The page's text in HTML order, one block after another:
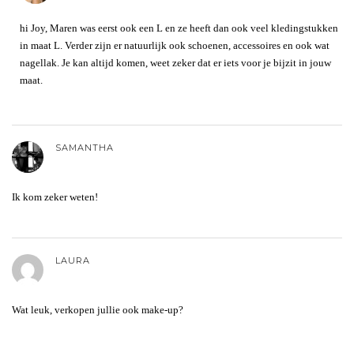
hi Joy, Maren was eerst ook een L en ze heeft dan ook veel kledingstukken
in maat L. Verder zijn er natuurlijk ook schoenen, accessoires en ook wat
nagellak. Je kan altijd komen, weet zeker dat er iets voor je bijzit in jouw
maat.
SAMANTHA
Ik kom zeker weten!
LAURA
Wat leuk, verkopen jullie ook make-up?